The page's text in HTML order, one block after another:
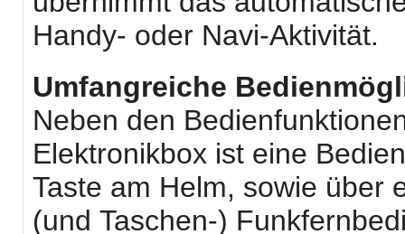
Handy- oder Navi-Aktivität.
Umfangreiche
Neben den
Elektronikbox ist eine
Taste am Helm, sowie über
(und Taschen-)